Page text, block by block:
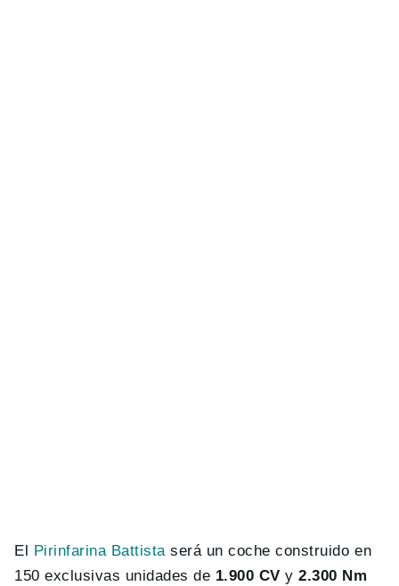
El Pirinfarina Battistaserá un coche construido en
150 exclusivas unidades de 1.900 CVy​2.300 Nm